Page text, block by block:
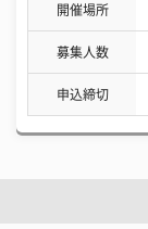
開催場所
募集人数
申込締切